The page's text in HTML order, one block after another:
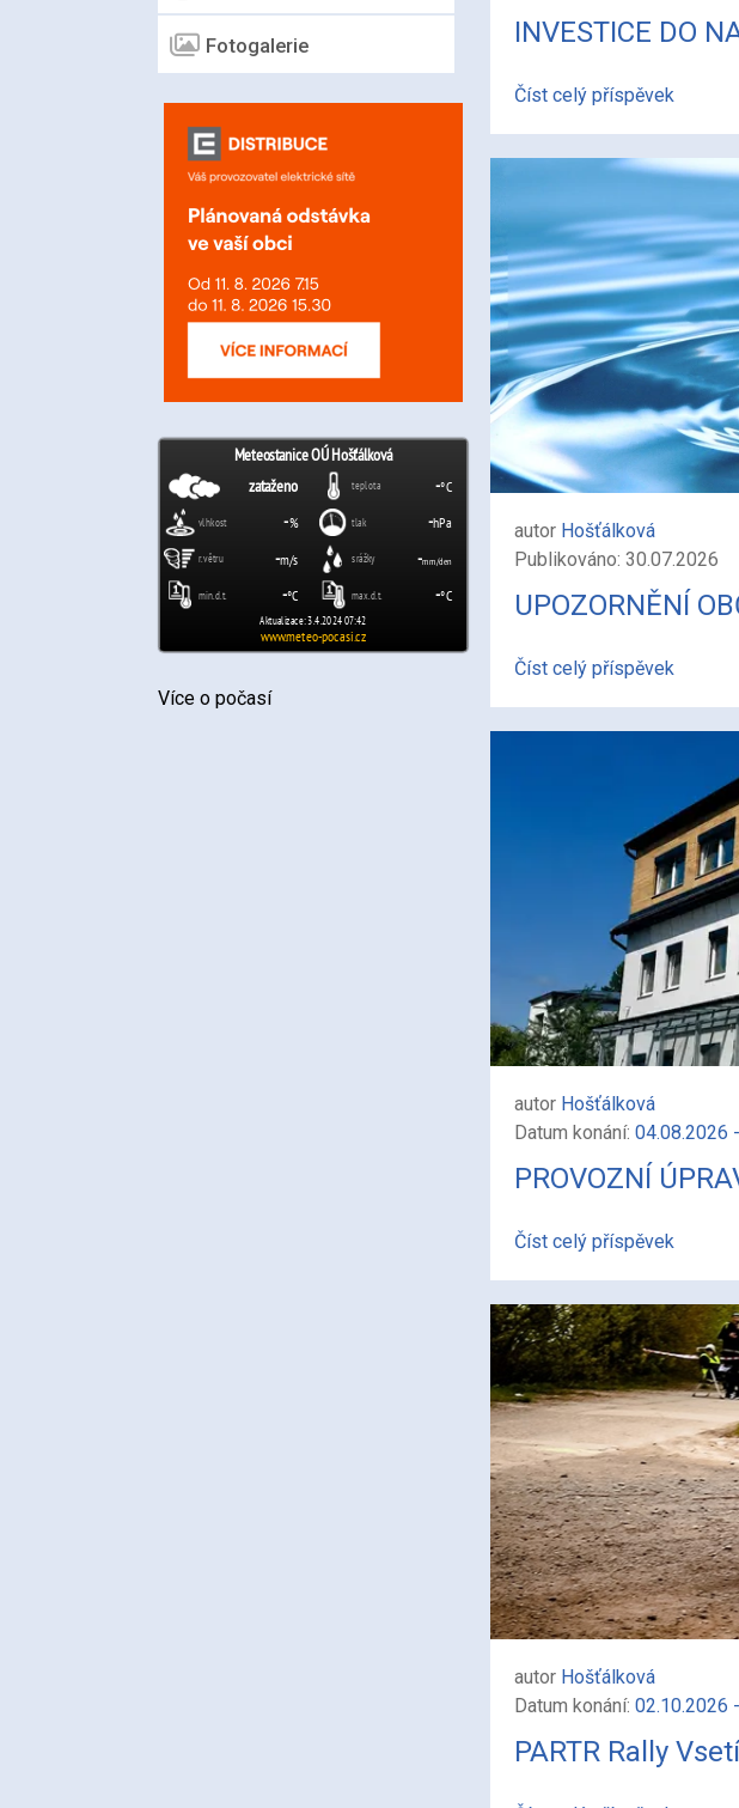
Fotogalerie
Více o počasí
INVESTICE DO
Číst celý příspěvek
autor Hošťálková
Publikováno: 30.07.2026
UPOZORNĚNÍ
Číst celý příspěvek
autor Hošťálková
Datum konání: 04.08.2026
PROVOZNÍ
Číst celý příspěvek
autor Hošťálková
Datum konání: 02.10.2026
PARTR Rally